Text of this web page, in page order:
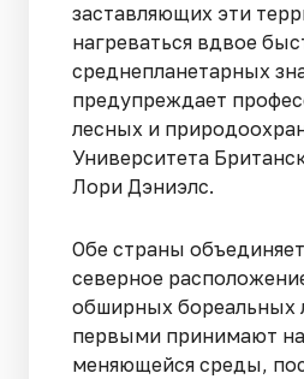
заставляющих эти
нагреваться вдвое
среднепланетарных
предупреждает
лесных и
Университета
Лори Дэниэлс.
Обе страны
северное
обширных бореальных
первыми принимают
меняющейся среды,